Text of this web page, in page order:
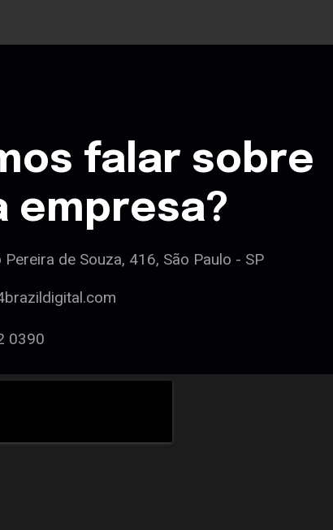
falar sobre
empresa?
Pereira de Souza, 416, São Paulo - SP
0390